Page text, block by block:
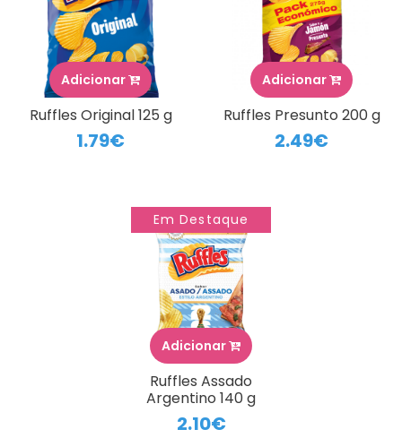
Adicionar
Ruffles Original 125 g
1.79€
Adicionar
Ruffles Presunto 200 g
2.49€
Em Destaque
Adicionar
Ruffles Assado
Argentino 140 g
2.10€